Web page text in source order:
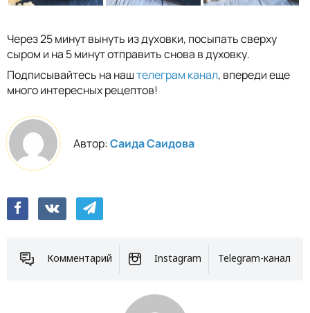
Через 25 минут вынуть из духовки, посыпать сверху
сыром и на 5 минут отправить снова в духовку.
Подписывайтесь на наштелеграм канал, впереди еще
много интересных рецептов!
Автор:Саида Саидова
Комментарий Instagram Telegram-канал